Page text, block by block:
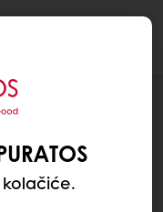
kolačiće.